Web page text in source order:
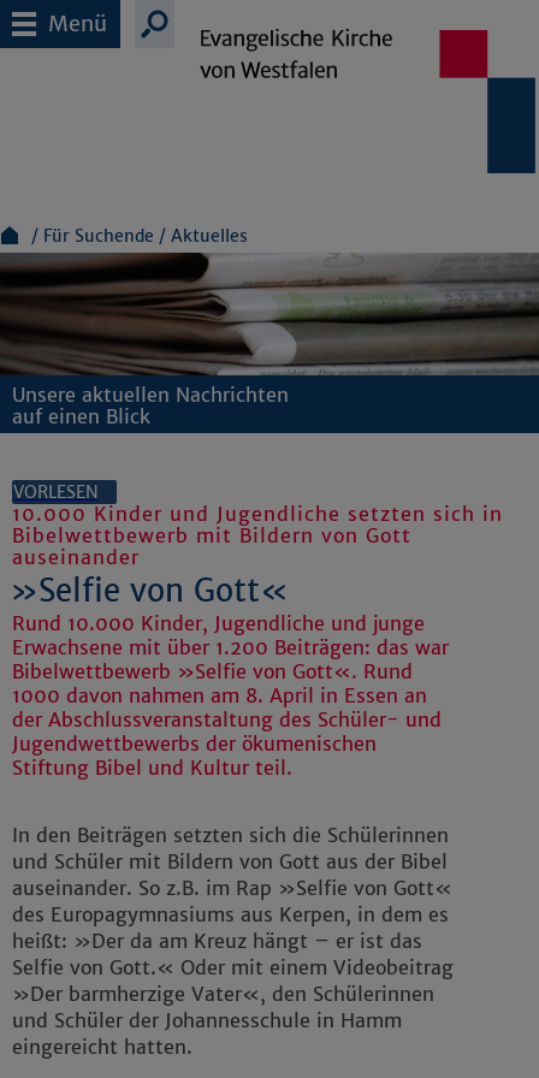
Menü
Für Suchende Aktuelles
Unsere aktuellen Nachrichten
auf einen Blick
VORLESEN
10.000 Kinder und Jugendliche setzten sich in
Bibelwettbewerb mit Bildern von Gott
auseinander
»Selfie von Gott«
Rund 10.000 Kinder, Jugendliche und junge
Erwachsene mit über 1.200 Beiträgen: das war
Bibelwettbewerb »Selfie von Gott«. Rund
1000 davon nahmen am 8. April in Essen an
der Abschlussveranstaltung des Schüler- und
Jugendwettbewerbs der ökumenischen
Stiftung Bibel und Kultur teil.
In den Beiträgen setzten sich die Schülerinnen
und Schüler mit Bildern von Gott aus der Bibel
auseinander. So z.B. im Rap »Selfie von Gott«
des Europagymnasiums aus Kerpen, in dem es
heißt: »Der da am Kreuz hängt – er ist das
Selfie von Gott.« Oder mit einem Videobeitrag
»Der barmherzige Vater«, den Schülerinnen
und Schüler der Johannesschule in Hamm
eingereicht hatten.